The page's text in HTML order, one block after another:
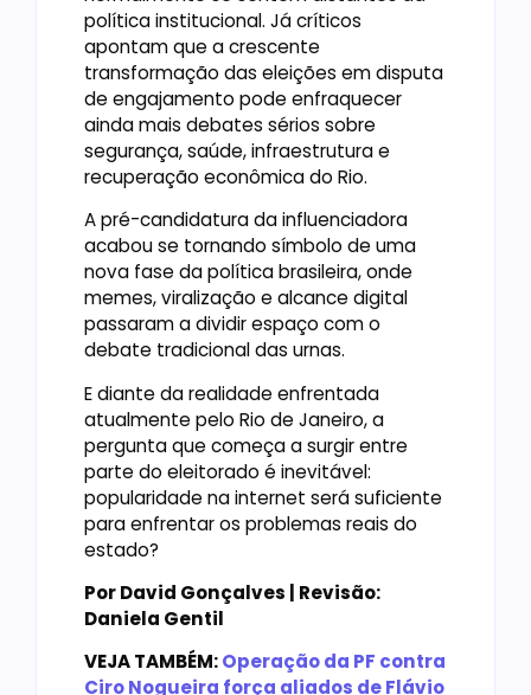
política institucional. Já críticos
apontam que a crescente
transformação das eleições em disputa
de engajamento pode enfraquecer
ainda mais debates sérios sobre
segurança, saúde, infraestrutura e
recuperação econômica do Rio.
A pré-candidatura da influenciadora
acabou se tornando símbolo de uma
nova fase da política brasileira, onde
memes, viralização e alcance digital
passaram a dividir espaço com o
debate tradicional das urnas.
E diante da realidade enfrentada
atualmente pelo Rio de Janeiro, a
pergunta que começa a surgir entre
parte do eleitorado é inevitável:
popularidade na internet será suficiente
para enfrentar os problemas reais do
estado?
Por David Gonçalves | Revisão:
Daniela Gentil
VEJA TAMBÉM:Operação da PF contra
Ciro Nogueira força aliados de Flávio